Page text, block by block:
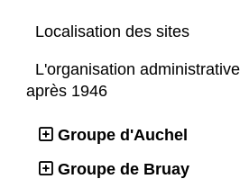
Localisation des sites
L'organisation
après 1946
Groupe d'Auchel
Groupe de Bruay